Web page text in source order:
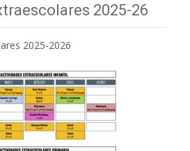
2025-26
2025-2026